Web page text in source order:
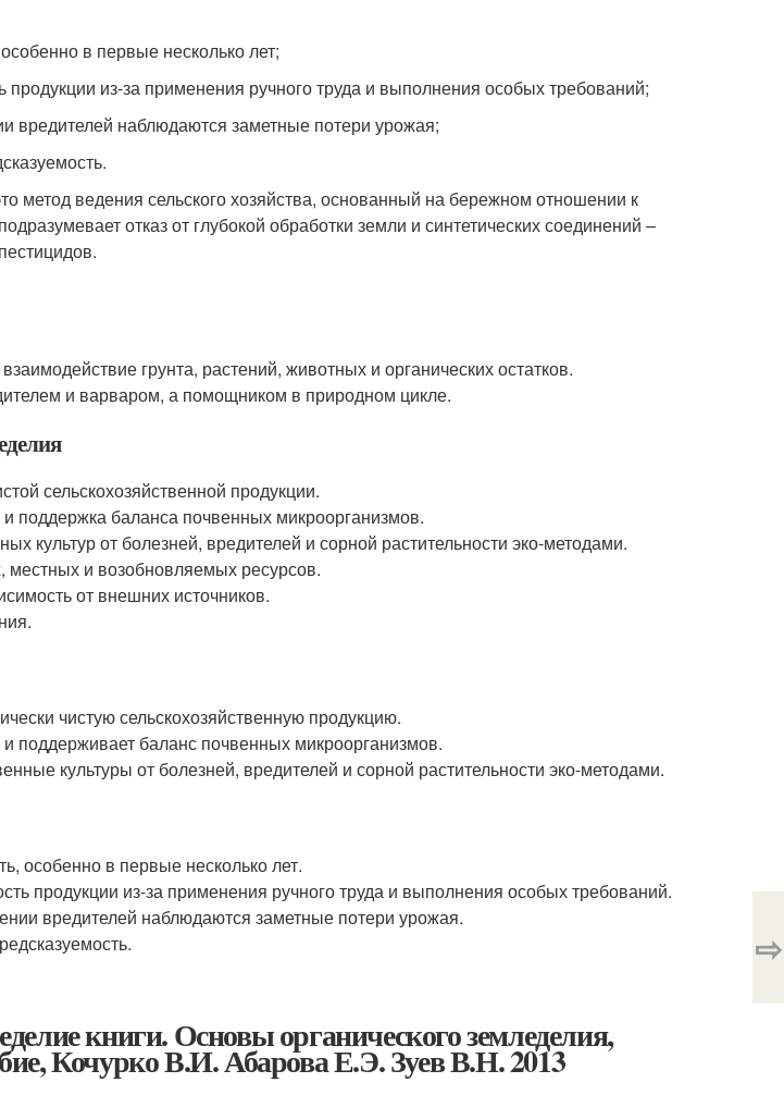
в первые несколько лет;
продукции из-за применения ручного труда и выполнения особых требований;
вредителей наблюдаются заметные потери урожая;
метод ведения сельского хозяйства, основанный на бережном отношении к
отказ от глубокой обработки земли и синтетических соединений –
грунта, растений, животных и органических остатков.
и варваром, а помощником в природном цикле.
сельскохозяйственной продукции.
и поддержка баланса почвенных микроорганизмов.
культур от болезней, вредителей и сорной растительности эко-методами.
и возобновляемых ресурсов.
от внешних источников.
чистую сельскохозяйственную продукцию.
и поддерживает баланс почвенных микроорганизмов.
культуры от болезней, вредителей и сорной растительности эко-методами.
особенно в первые несколько лет.
продукции из-за применения ручного труда и выполнения особых требований.
вредителей наблюдаются заметные потери урожая.
книги. Основы органического земледелия,
Кочурко В.И. Абарова Е.Э. Зуев В.Н. 2013
⇨